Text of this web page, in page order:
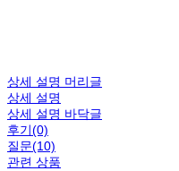
상세 설명 머리글
상세 설명
상세 설명 바닥글
후기(0)
질문(10)
관련 상품